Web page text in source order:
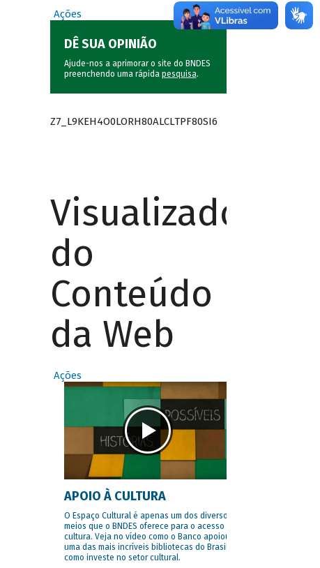
Ações
DÊ SUA OPINIÃO
Ajude-nos a aprimorar o site do BNDES
preenchendo uma rápida pesquisa.
Z7_L9KEH4O0LORH80ALCLTPF80SI6
Visualizador
do
Conteúdo
da Web
Ações
APOIO À CULTURA
O Espaço Cultural é apenas um dos diversos
meios que o BNDES oferece para o acesso à
cultura. Veja no vídeo como o Banco apoiou
uma das mais incríveis bibliotecas do Brasil e
como investe no setor cultural.